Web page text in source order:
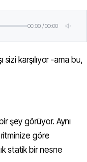
00:00/00:00
sizi karşılıyor -ama bu,
şey görüyor. Aynı
ritminize göre
statik bir nesne